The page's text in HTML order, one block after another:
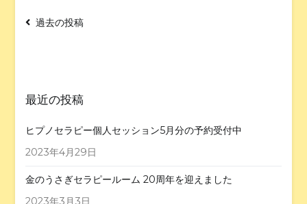
過去の投稿
最近の投稿
ヒプノセラピー個人セッション5月分の予約受付中
2023年4月29日
金のうさぎセラピールーム 20周年を迎えました
2023年3月3日